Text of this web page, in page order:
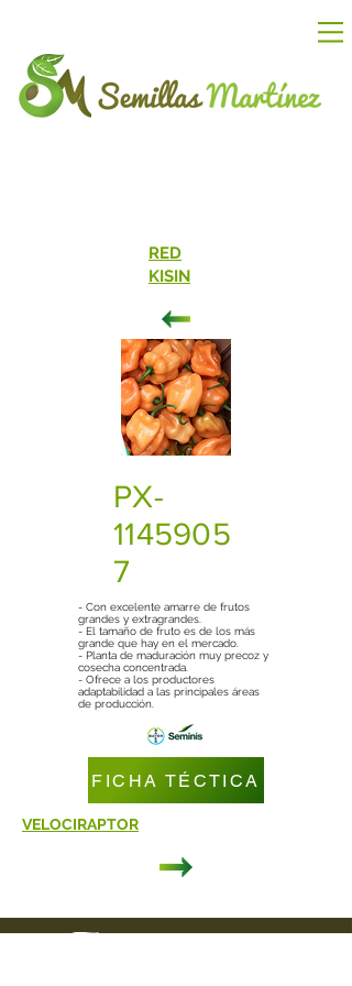
RED
KISIN
PX-
1145905
7
- Con excelente amarre de frutos
grandes y extragrandes.
- El tamaño de fruto es de los más
grande que hay en el mercado.
- Planta de maduración muy precoz y
cosecha concentrada.
- Ofrece a los productores
adaptabilidad a las principales áreas
de producción.
FICHA TÉCTICA
VELOCIRAPTOR